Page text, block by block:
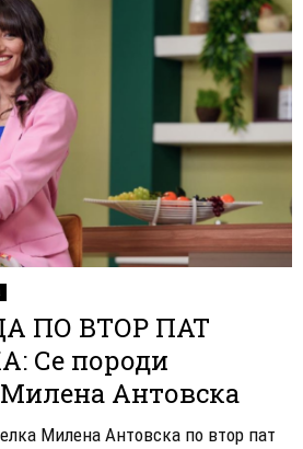
ПО ВТОР ПАТ
Се породи
Антовска
Милена Антовска по втор пат